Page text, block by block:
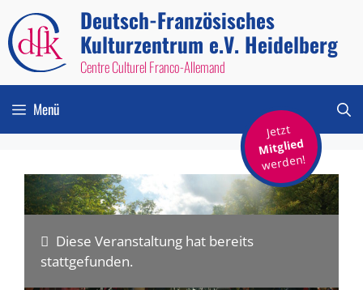
Zum
Inhalt
springen
Deutsch-Französisches
Kulturzentrum e.V. Heidelberg
Centre Culturel Franco-Allemand
Jetzt
Mitglied
werden!
Menü
Diese Veranstaltung hat bereits
stattgefunden.